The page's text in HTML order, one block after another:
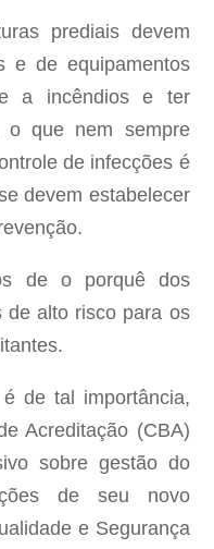
prediais devem
e de equipamentos
a incêndios e ter
o que nem sempre
de infecções é
devem estabelecer
de o porquê dos
de alto risco para os
de tal importância,
Acreditação (CBA)
sobre gestão do
de seu novo
e Segurança